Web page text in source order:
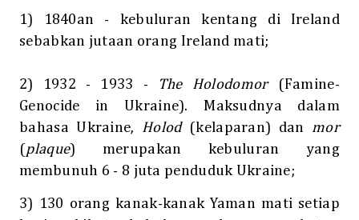
1) 1840an - kebuluran kentang di Ireland
sebabkan jutaan orang Ireland mati;
2) 1932 - 1933 - The Holodomor(Famine-
Genocide in Ukraine). Maksudnya dalam
bahasa Ukraine, Holod(kelaparan) dan mor
(plaque) merupakan kebuluran yang
membunuh 6 - 8 juta penduduk Ukraine;
3) 130 orang kanak-kanak Yaman mati setiap